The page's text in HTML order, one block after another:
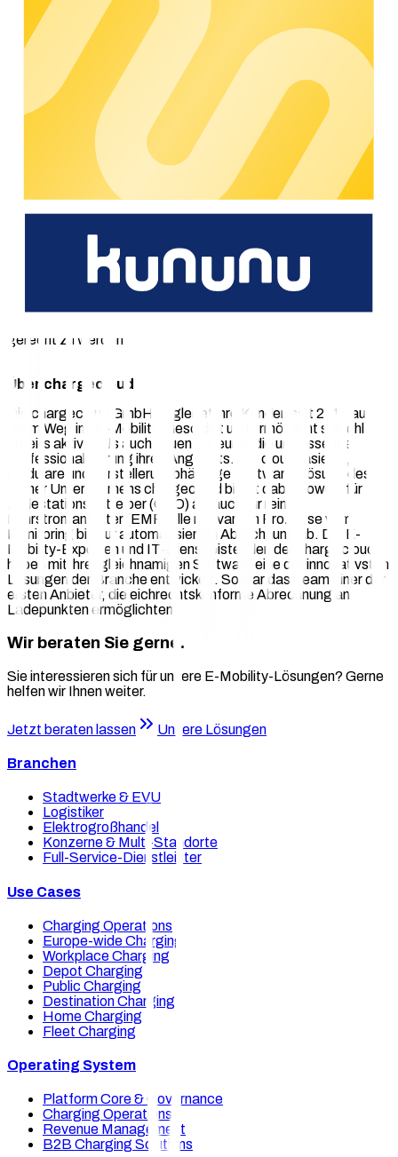
Im Januar erhielt chargecloud dann den erwarteten
Auditbericht der SGS. Dieser war detailliert, und es galt,
etwaige Abweichungen zu klären und Korrekturmaßnahmen
umzusetzen. Da jedoch weder Hauptabweichungen noch
Nebenabweichungen resultierten, konnten chargecloud die
ISO 9001-Zertifikat umgehend entgegennehmen. Die ISO
9001 Zertifizierung durch SGS ist nicht nur eine Anerkennung
der Qualität von chargecloud, sondern auch ein Versprechen
zur kontinuierlichen Verbesserung. Jede:r Mitarbeitende hat
einen Beitrag geleistet, und das Zertifikat im Januar 2024 ist
nicht nur eine Urkunde, sondern ein Symbol des Engagements
für Qualität und Kundenzufriedenheit.
Die Erlangung der ISO 9001 ist ein bedeutender Meilenstein
für chargecloud. Durch die Implementierung dieser Normen
schafft das Unternehmen nicht nur einen Rahmen für
exzellente Leistung, sondern setzt auch klare Maßstäbe für
die kontinuierliche Verbesserung und die Anpassung an sich
wandelnde Anforderungen. chargecloud verpflichtet sich
dazu, die Effektivität der implementierten Systeme
regelmäßig zu überprüfen, neue Herausforderungen proaktiv
gerecht zu werden.
Über chargecloud
Die chargecloud GmbH begleitet ihre Kunden seit 2016 auf
ihrem Weg ins E-Mobility-Geschäft und ermöglicht sowohl
bereits aktiven als auch neuen Akteuren die umfassende
Professionalisierung ihres Angebots. Die cloudbasierte,
modulare und herstellerunabhängige Software-Lösung des
Kölner Unternehmens chargecloud bildet dabei sowohl für
Ladestationsbetreiber (CPO) als auch für reine
Fahrstromanbieter (EMP) alle relevanten Prozesse vom
Monitoring bis zur automatisierten Abrechnung ab. Die E-
Mobility-Experten und IT-Dienstleistenden der chargecloud
haben mit ihrer gleichnamigen Software eine der innovativsten
Lösungen der Branche entwickelt. So war das Team einer der
ersten Anbieter, die eichrechtskonforme Abrechnung an
Ladepunkten ermöglichten.
Wir beraten Sie gerne.
Sie interessieren sich für unsere E-Mobility-Lösungen? Gerne
helfen wir Ihnen weiter.
Jetzt beraten lassen Unsere Lösungen
Branchen
Stadtwerke & EVU
Logistiker
Elektrogroßhandel
Konzerne & Multi-Standorte
Full-Service-Dienstleister
Use Cases
Charging Operations
Europe-wide Charging
Workplace Charging
Depot Charging
Public Charging
Destination Charging
Home Charging
Fleet Charging
Operating System
Platform Core & Governance
Charging Operations
Revenue Management
B2B Charging Solutions